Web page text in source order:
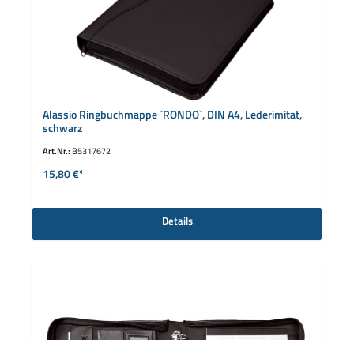
Alassio Ringbuchmappe `RONDO`, DIN A4, Lederimitat,
schwarz
Art.Nr.: B5317672
15,80 €*
Details